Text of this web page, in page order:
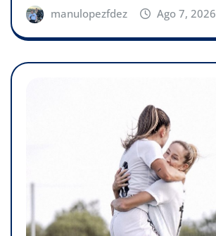
manulopezfdez Ago 7, 2026